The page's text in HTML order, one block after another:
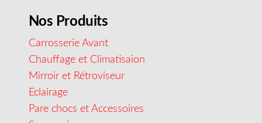
Nos Produits
Carrosserie Avant
Chauffage et Climatisaion
Mirroir et Rétroviseur
Eclairage
Pare chocs et Accessoires